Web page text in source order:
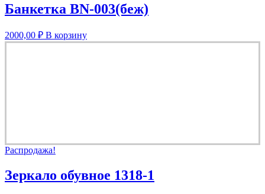
Банкетка BN-003(беж)
2000,00 ₽ В корзину
Распродажа!
Зеркало обувное 1318-1